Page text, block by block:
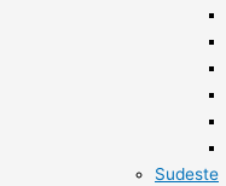
Sudeste